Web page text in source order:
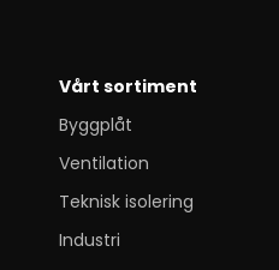
Vårt sortiment
Byggplåt
Ventilation
Teknisk isolering
Industri